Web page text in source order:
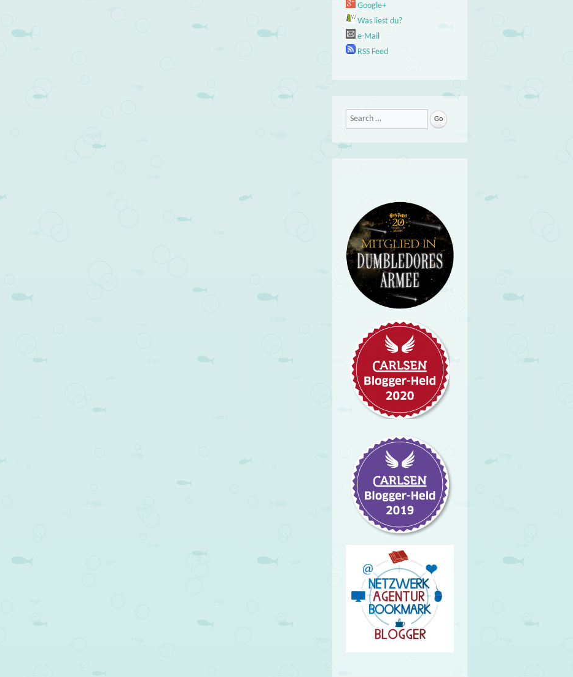
Google+
Was liest du?
e-Mail
RSS Feed
Search